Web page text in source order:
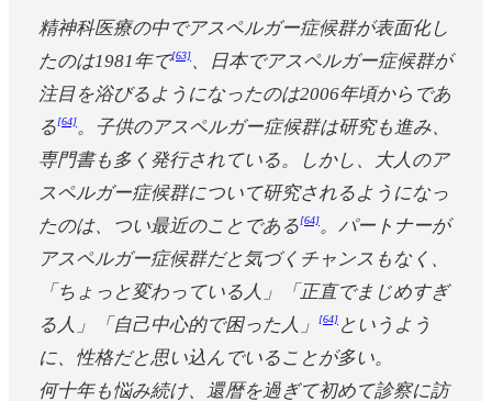
精神科医療の中でアスペルガー症候群が表面化し
たのは1981年で[63]、日本でアスペルガー症候群が
注目を浴びるようになったのは2006年頃からであ
る[64]。子供のアスペルガー症候群は研究も進み、
専門書も多く発行されている。しかし、大人のア
スペルガー症候群について研究されるようになっ
たのは、つい最近のことである[64]。パートナーが
アスペルガー症候群だと気づくチャンスもなく、
「ちょっと変わっている人」「正直でまじめすぎ
る人」「自己中心的で困った人」
[64] というよう
に、性格だと思い込んでいることが多い。
何十年も悩み続け、還暦を過ぎて初めて診察に訪